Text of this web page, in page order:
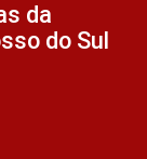
da
do Sul